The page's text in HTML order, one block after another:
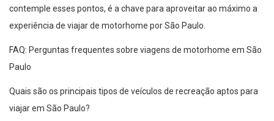
contemple esses pontos, é a chave para aproveitar ao máximo a
experiência de viajar de motorhome por São Paulo.
FAQ: Perguntas frequentes sobre viagens de motorhome em São
Paulo
Quais são os principais tipos de veículos de recreação aptos para
viajar em São Paulo?